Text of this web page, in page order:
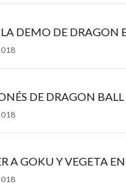
DEMO DE DRAGON
DE DRAGON
A GOKU Y VEGETA